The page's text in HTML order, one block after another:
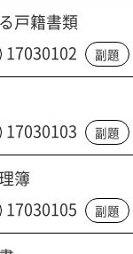
戸籍書類
17030102 副題
17030103 副題
簿
17030105 副題